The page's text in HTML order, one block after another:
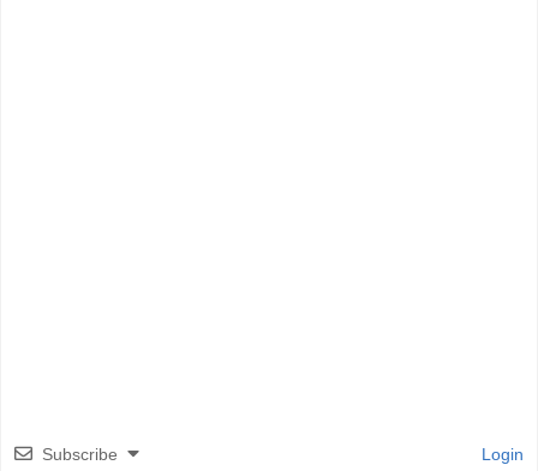
Subscribe Login